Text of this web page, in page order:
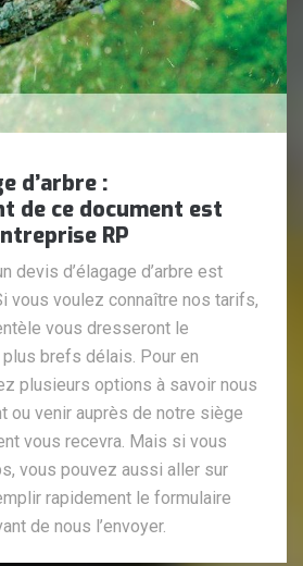
d’arbre :
de ce document est
RP
devis d’élagage d’arbre est
vous voulez connaître nos tarifs,
vous dresseront le
brefs délais. Pour en
plusieurs options à savoir nous
ou venir auprès de notre siège
vous recevra. Mais si vous
vous pouvez aussi aller sur
rapidement le formulaire
de nous l’envoyer.